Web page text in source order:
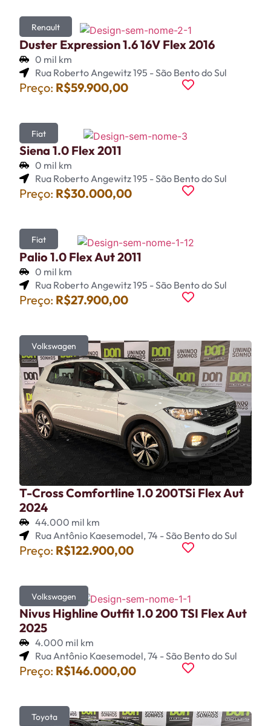
Renault
Duster Expression 1.6 16V Flex 2016
0 mil km
Rua Roberto Angewitz 195 - São Bento do Sul
Preço: R$59.900,00
Fiat
Siena 1.0 Flex 2011
0 mil km
Rua Roberto Angewitz 195 - São Bento do Sul
Preço: R$30.000,00
Fiat
Palio 1.0 Flex Aut 2011
0 mil km
Rua Roberto Angewitz 195 - São Bento do Sul
Preço: R$27.900,00
Volkswagen
T-Cross Comfortline 1.0 200TSi Flex Aut
2024
44.000 mil km
Rua Antônio Kaesemodel, 74 - São Bento do Sul
Preço: R$122.900,00
Volkswagen
Nivus Highline Outfit 1.0 200 TSI Flex Aut
2025
4.000 mil km
Rua Antônio Kaesemodel, 74 - São Bento do Sul
Preço: R$146.000,00
Toyota